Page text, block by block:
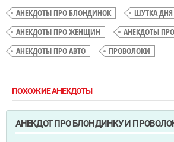
АНЕКДОТЫ ПРО БЛОНДИНОК
ШУТКА ДНЯ
АНЕКДОТЫ ПРО ЖЕНЩИН
АНЕКДОТЫ
АНЕКДОТЫ ПРО АВТО
ПРОВОЛОКИ
ПОХОЖИЕ АНЕКДОТЫ
АНЕКДОТ ПРО БЛОНДИНКУ И